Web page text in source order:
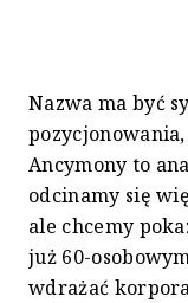
Nazwa ma być
pozycjonowania,
Ancymony to
odcinamy się
ale chcemy
już 60-
wdrażać